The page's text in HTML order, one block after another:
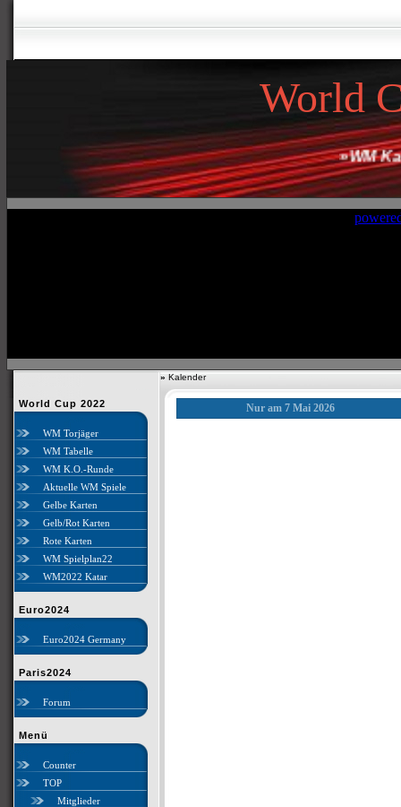
World
»WM
» Kalender
World Cup 2022
WM Torjäger
WM Tabelle
WM K.O.-Runde
Aktuelle WM Spiele
Gelbe Karten
Gelb/Rot Karten
Rote Karten
WM Spielplan22
WM2022 Katar
Euro2024
Euro2024 Germany
Paris2024
Forum
Menü
Counter
TOP
Mitglieder
Nur am 7 Mai 2026